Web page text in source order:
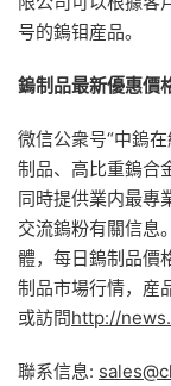
号的鎢钼産品。
鎢制品最新優惠價
微信公衆号“中鎢
制品、高比重鎢合
同時提供業内最專
交流鎢粉有關信息
體，每日鎢制品價
制品市場行情，産
或訪問http://
聯系信息: